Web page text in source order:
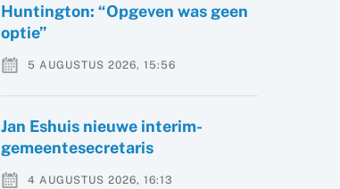
Huntington: “Opgeven was geen
optie”
5 AUGUSTUS 2026, 15:56
Jan Eshuis nieuwe interim-
gemeentesecretaris
4 AUGUSTUS 2026, 16:13